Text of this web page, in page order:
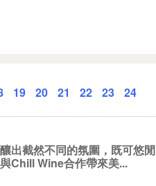
19 20 21 22 23
24
出截然不同的氛圍，既可悠閒
Chill Wine合作帶來美...